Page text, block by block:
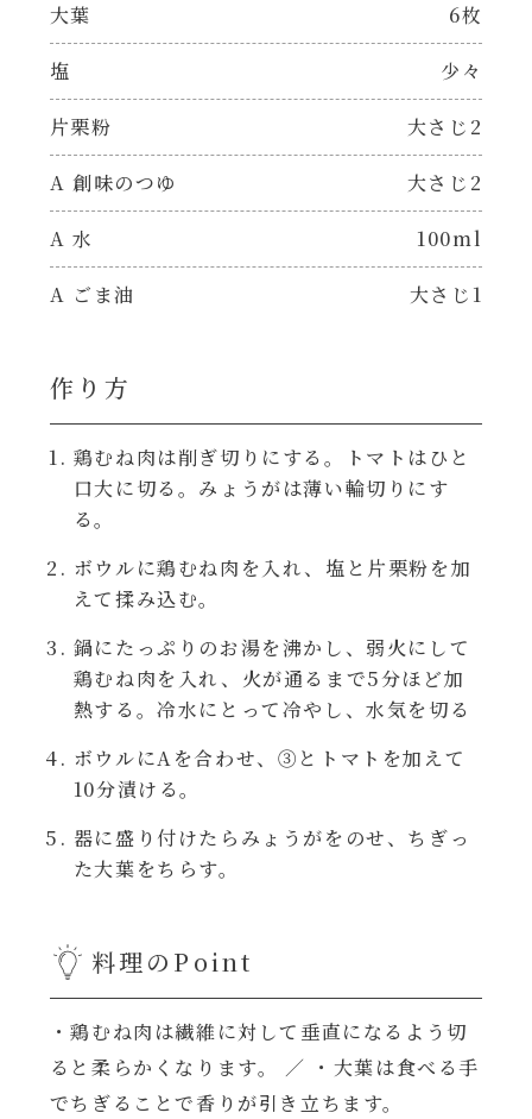
だしまろ麺
シャンタン鍋
おもてなし
炊飯器
ホットプレート
お子さま
節分
ひなまつり
こどもの日
運動会
クリスマス
年末年始
焼肉のたれ 二代目
聖護院かぶらのもみじおろしぽん酢
ハコネーゼ 完熟トマト
ハコネーゼ ボロネーゼ
ハコネーゼ ポルチーニ
ハコネーゼ カルボナーラ
ハコネーゼ イカスミ
ハコネーゼ ボンゴレ
ハコネーゼ アラビアータ
ハコネーゼ クリーミーボロネーゼ
大葉 6枚
塩 少々
片栗粉 大さじ2
A 創味のつゆ 大さじ2
A 水 100ml
A ごま油 大さじ1
作り方
鶏むね肉は削ぎ切りにする。トマトはひと
口大に切る。みょうがは薄い輪切りにす
る。
ボウルに鶏むね肉を入れ、塩と片栗粉を加
えて揉み込む。
鍋にたっぷりのお湯を沸かし、弱火にして
鶏むね肉を入れ、火が通るまで5分ほど加
熱する。冷水にとって冷やし、水気を切る
ボウルにAを合わせ、③とトマトを加えて
10分漬ける。
器に盛り付けたらみょうがをのせ、ちぎっ
た大葉をちらす。
料理のPoint
・鶏むね肉は繊維に対して垂直になるよう切
ると柔らかくなります。 ／ ・大葉は食べる手
でちぎることで香りが引き立ちます。